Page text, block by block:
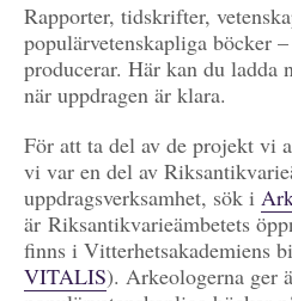
Rapporter, tidskrifter,
populärvetenskapliga böcker
producerar. Här kan du ladda
när uppdragen är klara.
För att ta del av de projekt vi
vi var en del av
uppdragsverksamhet, sök i
är Riksantikvarieämbetets
finns i Vitterhetsakademiens
VITALIS). Arkeologerna ger